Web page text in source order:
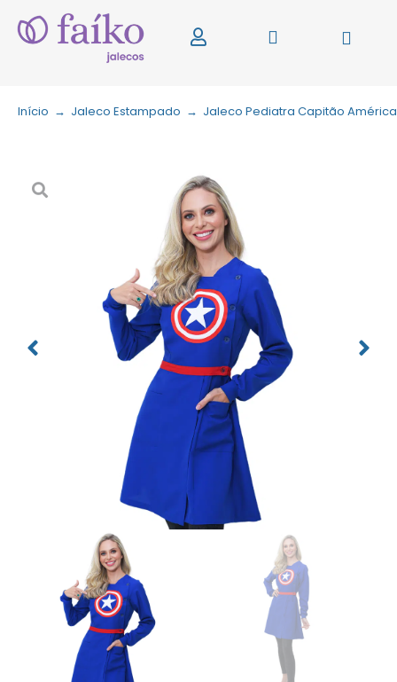
Início → Jaleco Estampado → Jaleco Pediatra Capitão